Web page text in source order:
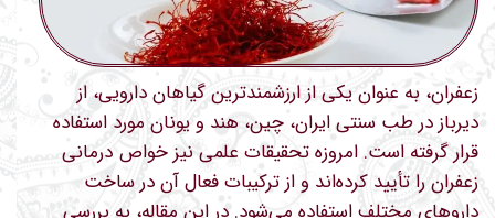
زعفران، به عنوان یکی از ارزشمندترین گیاهان دارویی، از
دیرباز در طب سنتی ایران، چین، هند و یونان مورد استفاده
قرار گرفته است. امروزه تحقیقات علمی نیز خواص درمانی
زعفران را تأیید کرده‌اند و از ترکیبات فعال آن در ساخت
داروهای مختلف استفاده می‌شود. در این مقاله، به بررسی